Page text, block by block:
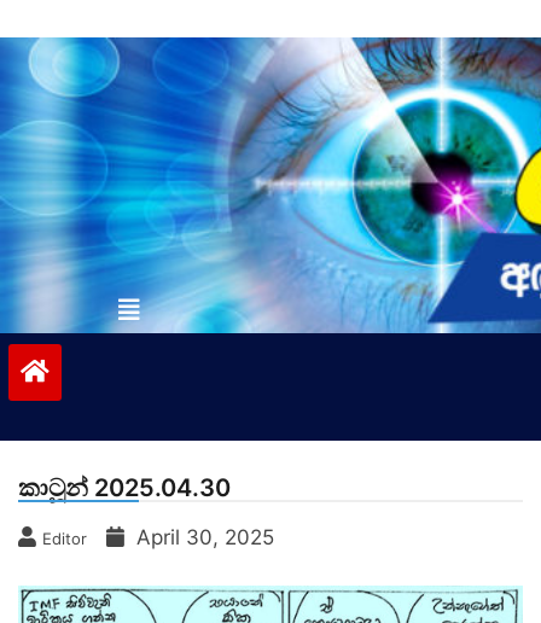
to
contentvinivida.lk
කාටූන් 2025.04.30
Editor April 30, 2025